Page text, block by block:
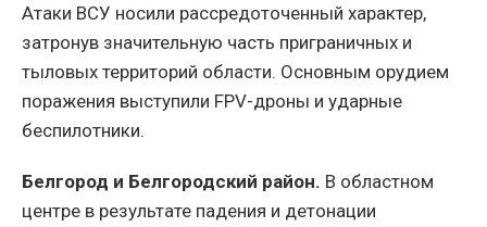
Атаки ВСУ носили рассредоточенный характер,
затронув значительную часть приграничных и
тыловых территорий области. Основным орудием
поражения выступили FPV-дроны и ударные
беспилотники.
Белгород и Белгородский район. В областном
центре в результате падения и детонации